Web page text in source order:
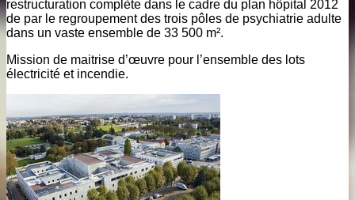
restructuration complète dans le cadre du plan hôpital 2012
de par le regroupement des trois pôles de psychiatrie adulte
dans un vaste ensemble de 33 500 m².
Mission de maitrise d’œuvre pour l’ensemble des lots
électricité et incendie.